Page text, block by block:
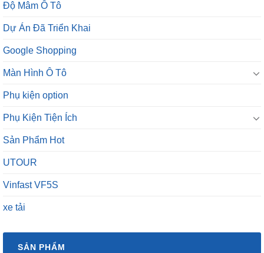
Độ Mâm Ô Tô
Dự Án Đã Triển Khai
Google Shopping
Màn Hình Ô Tô
Phụ kiện option
Phụ Kiện Tiện Ích
Sản Phẩm Hot
UTOUR
Vinfast VF5S
xe tải
SẢN PHẨM